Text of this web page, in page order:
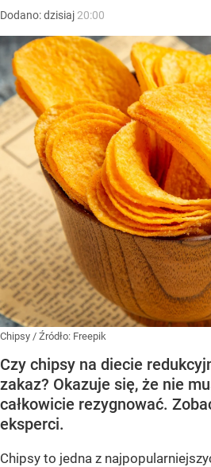
Dodano:dzisiaj 20:00
Chipsy / Źródło: Freepik
Czy chipsy na diecie
zakaz? Okazuje się, że nie
całkowicie rezygnować.
eksperci.
Chipsy to jedna z